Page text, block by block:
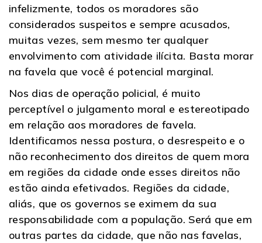
infelizmente, todos os moradores são
considerados suspeitos e sempre acusados,
muitas vezes, sem mesmo ter qualquer
envolvimento com atividade ilícita. Basta morar
na favela que você é potencial marginal.
Nos dias de operação policial, é muito
perceptível o julgamento moral e estereotipado
em relação aos moradores de favela.
Identificamos nessa postura, o desrespeito e o
não reconhecimento dos direitos de quem mora
em regiões da cidade onde esses direitos não
estão ainda efetivados. Regiões da cidade,
aliás, que os governos se eximem da sua
responsabilidade com a população. Será que em
outras partes da cidade, que não nas favelas,